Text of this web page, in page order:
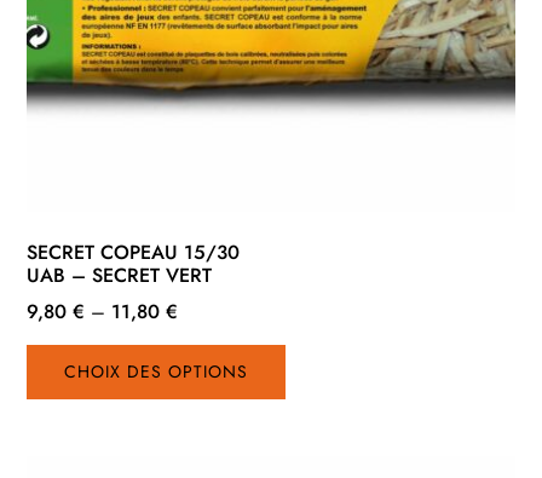
SECRET COPEAU 15/30
UAB – SECRET VERT
9,80€ – 11,80€
CHOIX DES OPTIONS
Ce
a